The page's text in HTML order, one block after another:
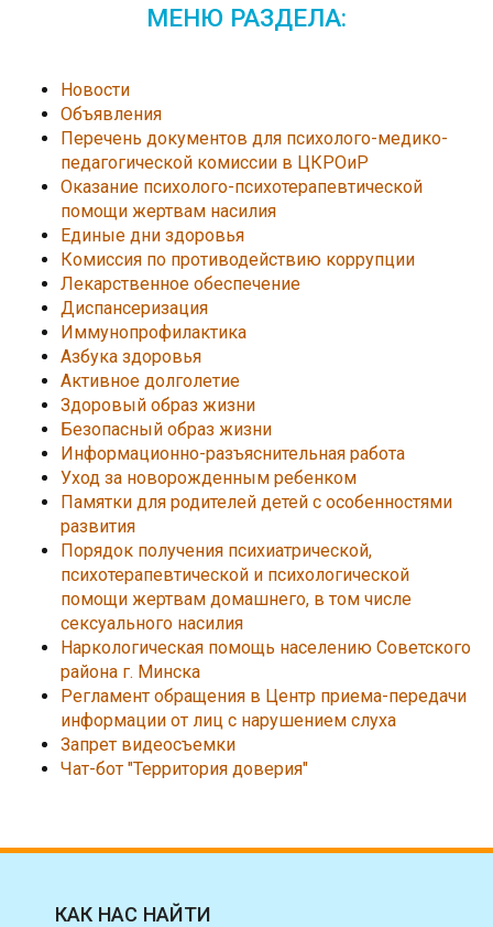
МЕНЮ РАЗДЕЛА:
Новости
Объявления
Перечень документов для психолого-медико-
педагогической комиссии в ЦКРОиР
Оказание психолого-психотерапевтической
помощи жертвам насилия
Единые дни здоровья
Комиссия по противодействию коррупции
Лекарственное обеспечение
Диспансеризация
Иммунопрофилактика
Азбука здоровья
Активное долголетие
Здоровый образ жизни
Безопасный образ жизни
Информационно-разъяснительная работа
Уход за новорожденным ребенком
Памятки для родителей детей с особенностями
развития
Порядок получения психиатрической,
психотерапевтической и психологической
помощи жертвам домашнего, в том числе
сексуального насилия
Наркологическая помощь населению Советского
района г. Минска
Регламент обращения в Центр приема-передачи
информации от лиц с нарушением слуха
Запрет видеосъемки
Чат-бот "Территория доверия"
КАК НАС НАЙТИ